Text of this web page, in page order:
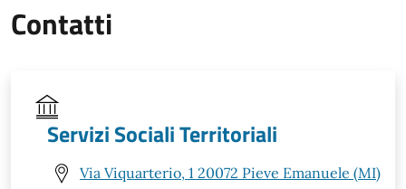
Contatti
Servizi Sociali Territoriali
Via Viquarterio, 1 20072 Pieve Emanuele (MI)